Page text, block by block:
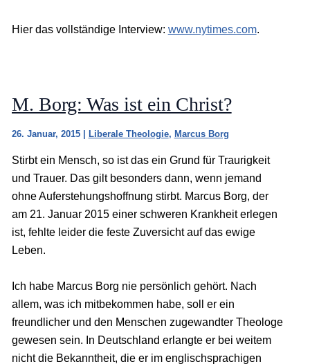
Hier das vollständige Interview: www.nytimes.com.
M. Borg: Was ist ein Christ?
26. Januar, 2015 Liberale Theologie, Marcus Borg
Stirbt ein Mensch, so ist das ein Grund für Traurigkeit
und Trauer. Das gilt besonders dann, wenn jemand
ohne Auferstehungshoffnung stirbt. Marcus Borg, der
am 21. Januar 2015 einer schweren Krankheit erlegen
ist, fehlte leider die feste Zuversicht auf das ewige
Leben.
Ich habe Marcus Borg nie persönlich gehört. Nach
allem, was ich mitbekommen habe, soll er ein
freundlicher und den Menschen zugewandter Theologe
gewesen sein. In Deutschland erlangte er bei weitem
nicht die Bekanntheit, die er im englischsprachigen